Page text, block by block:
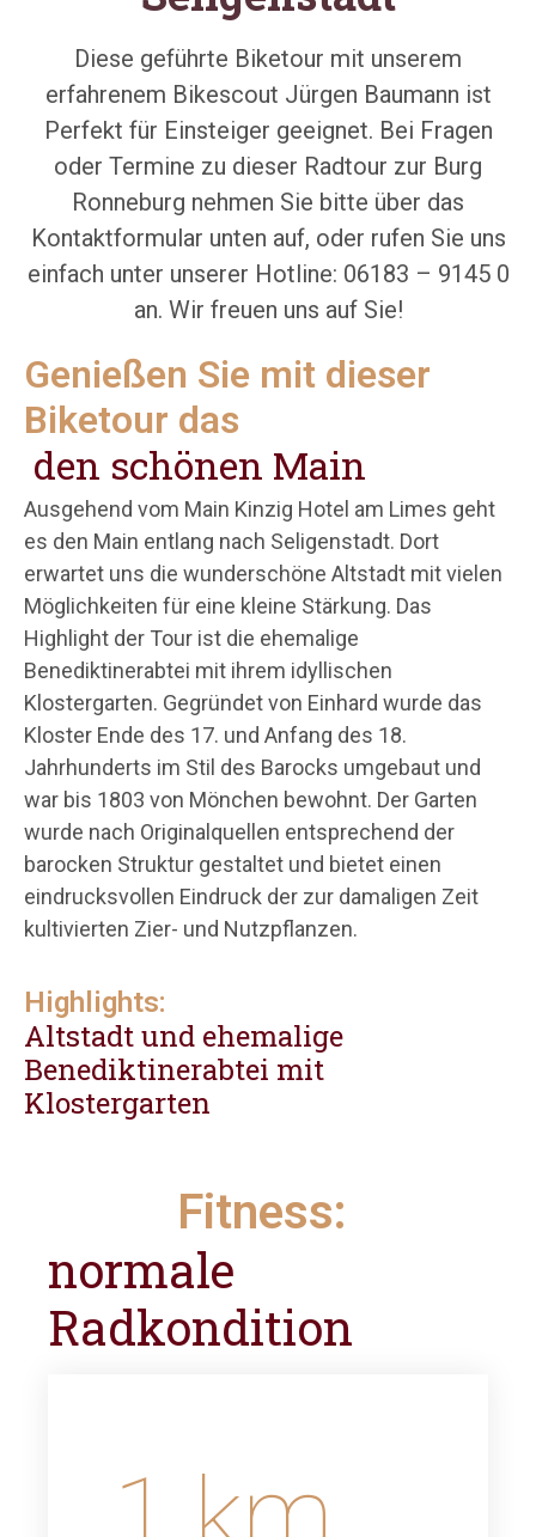
Diese geführte Biketour mit unserem
erfahrenem Bikescout Jürgen Baumann ist
Perfekt für Einsteiger geeignet. Bei Fragen
oder Termine zu dieser Radtour zur Burg
Ronneburg nehmen Sie bitte über das
Kontaktformular unten auf, oder rufen Sie uns
einfach unter unserer Hotline: 06183 – 9145 0
an. Wir freuen uns auf Sie!
Genießen Sie mit dieser
Biketour das
den schönen Main
Ausgehend vom Main Kinzig Hotel am Limes geht
es den Main entlang nach Seligenstadt. Dort
erwartet uns die wunderschöne Altstadt mit vielen
Möglichkeiten für eine kleine Stärkung. Das
Highlight der Tour ist die ehemalige
Benediktinerabtei mit ihrem idyllischen
Klostergarten. Gegründet von Einhard wurde das
Kloster Ende des 17. und Anfang des 18.
Jahrhunderts im Stil des Barocks umgebaut und
war bis 1803 von Mönchen bewohnt. Der Garten
wurde nach Originalquellen entsprechend der
barocken Struktur gestaltet und bietet einen
eindrucksvollen Eindruck der zur damaligen Zeit
kultivierten Zier- und Nutzpflanzen.
Highlights:
Altstadt und ehemalige
Benediktinerabtei mit
Klostergarten
Fitness:
normale
Radkondition